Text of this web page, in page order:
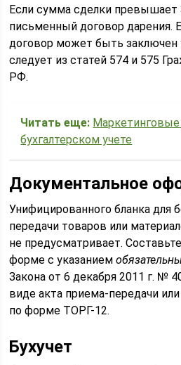
Если сумма сделки превышает
письменный договор дарения.
договор может быть заключен
следует из статей 574 и 575
РФ.
Читать еще: Маркетинговые
бухгалтерском учете
Документальное
Унифицированного бланка для
передачи товаров или
не предусматривает.
форме с указанием
Закона от 6 декабря 2011 г. №
виде акта приема-передачи
по форме ТОРГ-12.
Бухучет